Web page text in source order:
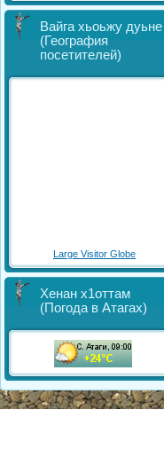
Вайга хьоьжу дуьне
(География
посетителей)
Large Visitor Globe
Хенан х1оттам
(Погода в Атагах)